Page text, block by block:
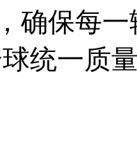
确保每
统一质